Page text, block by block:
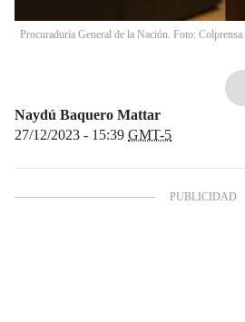
Procuraduría General de la Nación. Foto: Colprensa.
Naydú Baquero Mattar
27/12/2023 - 15:39 GMT-5